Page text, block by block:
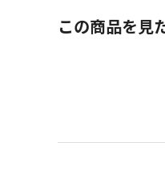
この商品を見